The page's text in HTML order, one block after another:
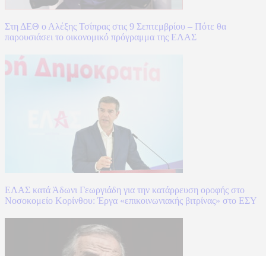
Στη ΔΕΘ ο Αλέξης Τσίπρας στις 9 Σεπτεμβρίου – Πότε θα
παρουσιάσει το οικονομικό πρόγραμμα της ΕΛΑΣ
ΕΛΑΣ κατά Άδωνι Γεωργιάδη για την κατάρρευση οροφής στο
Νοσοκομείο Κορίνθου: Έργα «επικοινωνιακής βιτρίνας» στο ΕΣΥ